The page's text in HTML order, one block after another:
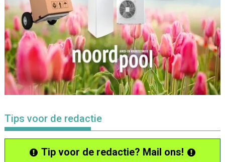
Tips voor de redactie
Tip voor de redactie? Mail ons!